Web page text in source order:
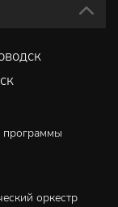
оркестр